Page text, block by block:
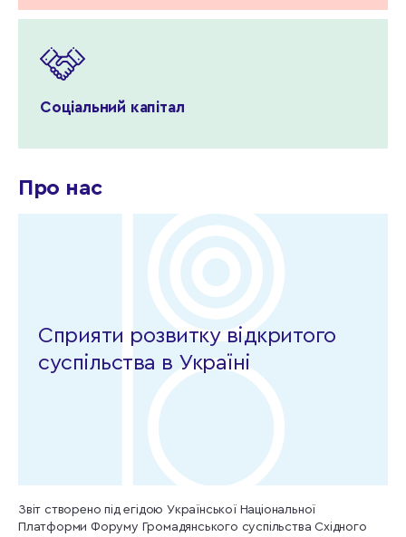
Соціальний капітал
Про нас
Сприяти розвитку відкритого
суспільства в Україні
Звіт створено під егідою Української Національної
Платформи Форуму Громадянського суспільства Східного